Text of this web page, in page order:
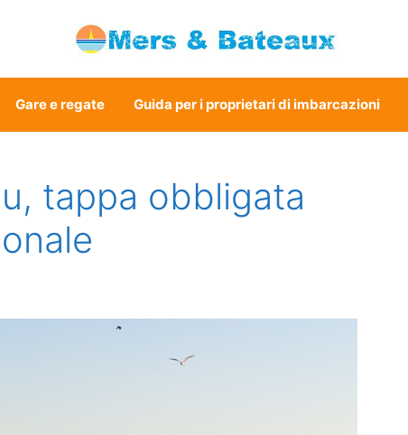
Gare e regate Guida per i proprietari di imbarcazioni
tappa obbligata